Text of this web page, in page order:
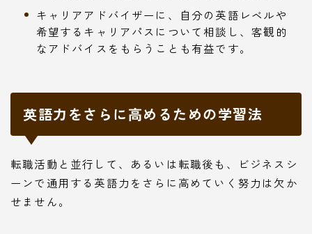
キャリアアドバイザーに、自分の英語レベルや
希望するキャリアパスについて相談し、客観的
なアドバイスをもらうことも有益です。
英語力をさらに高めるための学習法
転職活動と並行して、あるいは転職後も、ビジネスシ
ーンで通用する英語力をさらに高めていく努力は欠か
せません。